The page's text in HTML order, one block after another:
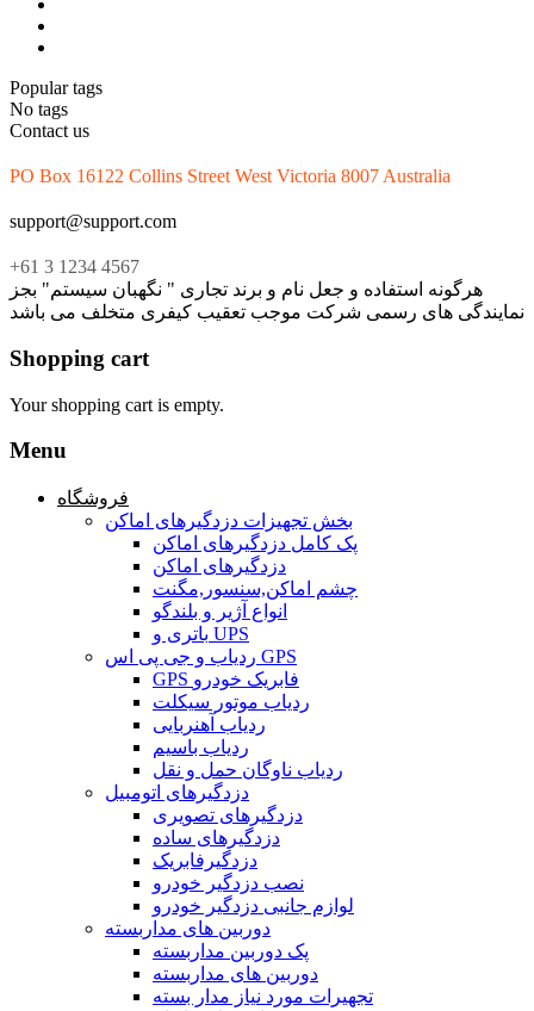
Popular tags
No tags
Contact us
PO Box 16122 Collins Street West Victoria 8007 Australia
support@support.com
+61 3 1234 4567
هرگونه استفاده و جعل نام و برند تجاری " نگهبان سیستم" بجز
نمایندگی های رسمی شرکت موجب تعقیب کیفری متخلف می باشد
Shopping cart
Your shopping cart is empty.
Menu
فروشگاه
بخش تجهیزات دزدگیرهای اماکن
پک کامل دزدگیرهای اماکن
دزدگیرهای اماکن
چشم اماکن,سنسور,مگنت
انواع آژیر و بلندگو
باتری و UPS
ردیاب و جی پی اس GPS
GPS فابریک خودرو
ردیاب موتور سیکلت
ردیاب آهنربایی
ردیاب باسیم
ردیاب ناوگان حمل و نقل
دزدگیرهای اتومبیل
دزدگیرهای تصویری
دزدگیرهای ساده
دزدگیرفابریک
نصب دزدگیر خودرو
لوازم جانبی دزدگیر خودرو
دوربین های مداربسته
پک دوربین مداربسته
دوربین های مداربسته
تجهیرات مورد نیاز مدار بسته